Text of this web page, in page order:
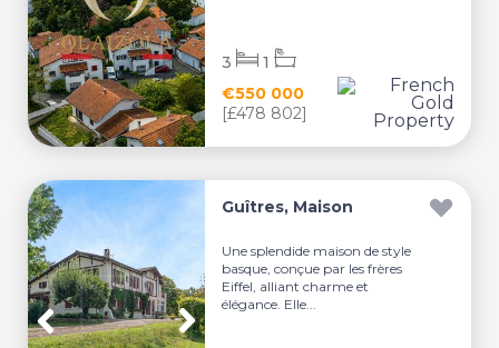
€550 000
[£478 802]
3 1
Guîtres, Maison
Une splendide maison de style
basque, conçue par les frères
Eiffel, alliant charme et
élégance. Elle...